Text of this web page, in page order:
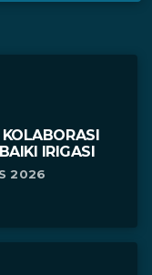
IRIGASI
2026